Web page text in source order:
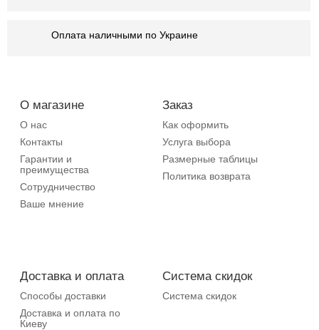
Оплата наличными по Украине
О магазине
О нас
Контакты
Гарантии и
преимущества
Сотрудничество
Ваше мнение
Заказ
Как оформить
Услуга выбора
Размерные таблицы
Политика возврата
Доставка и оплата
Способы доставки
Доставка и оплата по
Киеву
Система скидок
Система скидок